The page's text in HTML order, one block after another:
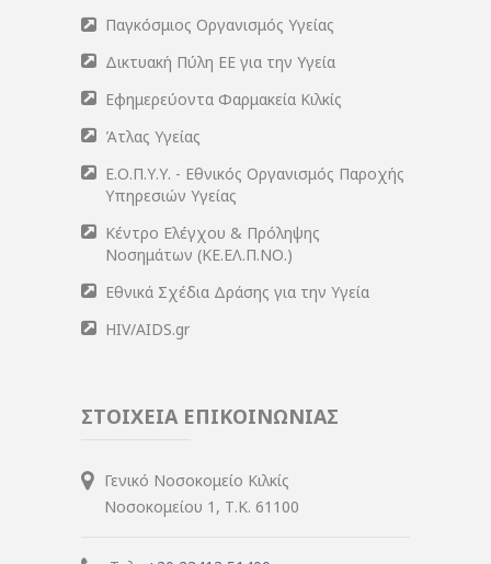
Παγκόσμιος Οργανισμός Υγείας
Δικτυακή Πύλη ΕΕ για την Υγεία
Εφημερεύοντα Φαρμακεία Κιλκίς
Άτλας Υγείας
Ε.Ο.Π.Υ.Υ. - Εθνικός Οργανισμός Παροχής
Υπηρεσιών Υγείας
Κέντρο Ελέγχου & Πρόληψης
Νοσημάτων (ΚΕ.ΕΛ.Π.ΝΟ.)
Εθνικά Σχέδια Δράσης για την Υγεία
HIV/AIDS.gr
ΣΤΟΙΧΕΙΑ ΕΠΙΚΟΙΝΩΝΙΑΣ
Γενικό Νοσοκομείο Κιλκίς
Νοσοκομείου 1, Τ.Κ. 61100